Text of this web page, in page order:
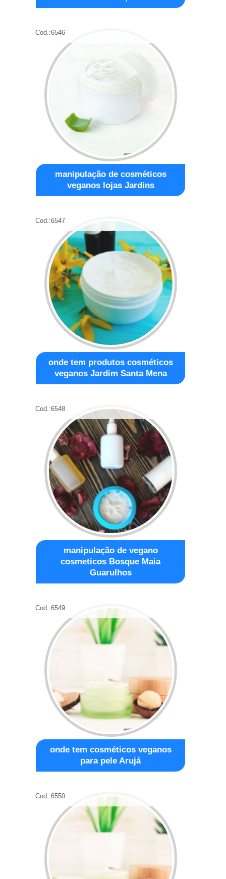
Cod.:6546
manipulação de cosméticos
veganos lojas Jardins
Cod.:6547
onde tem produtos cosméticos
veganos Jardim Santa Mena
Cod.:6548
manipulação de vegano
cosmeticos Bosque Maia
Guarulhos
Cod.:6549
onde tem cosméticos veganos
para pele Arujá
Cod.:6550